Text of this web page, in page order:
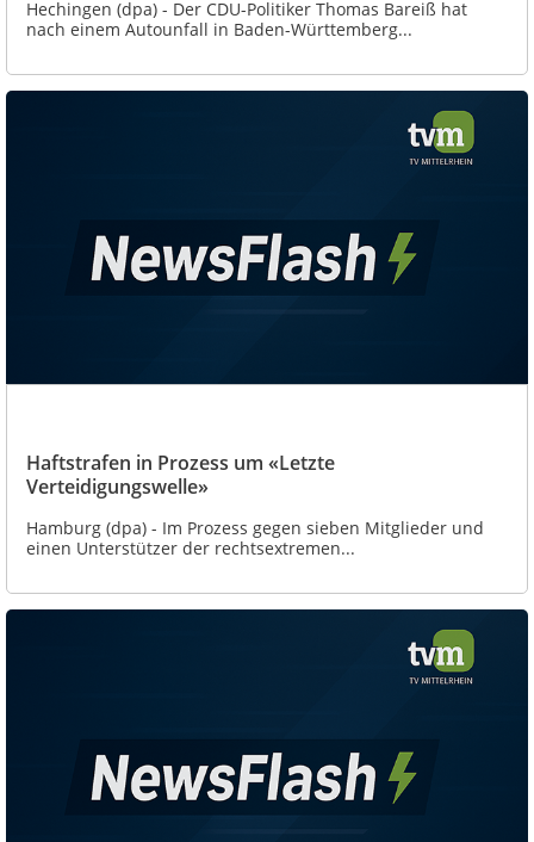
Hechingen (dpa) - Der CDU-Politiker Thomas Bareiß hat
nach einem Autounfall in Baden-Württemberg...
Haftstrafen in Prozess um «Letzte
Verteidigungswelle»
Hamburg (dpa) - Im Prozess gegen sieben Mitglieder und
einen Unterstützer der rechtsextremen...